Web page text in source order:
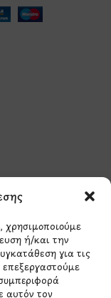
χρησιμοποιούμε
ή/και την
για τις
επεξεργαστούμε
αυτόν τον
με την